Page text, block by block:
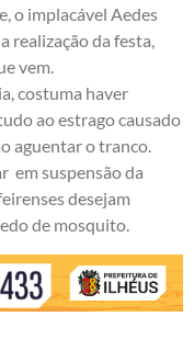
o implacável Aedes
realização da festa,
vem.
costuma haver
ao estrago causado
aguentar o tranco.
em suspensão da
desejam
de mosquito.